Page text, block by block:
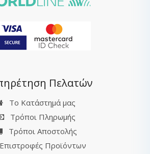
Πελατών
Το Κατάστημά μας
Τρόποι Πληρωμής
Τρόποι Αποστολής
Επιστροφές Προϊόντων